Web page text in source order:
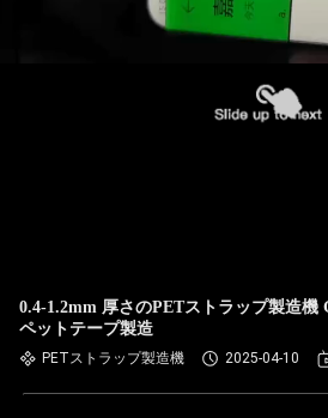
0.4-1.2mm 厚さのPETストラップ製造機
ペットテープ製造
PETストラップ製造機 2025-04-10